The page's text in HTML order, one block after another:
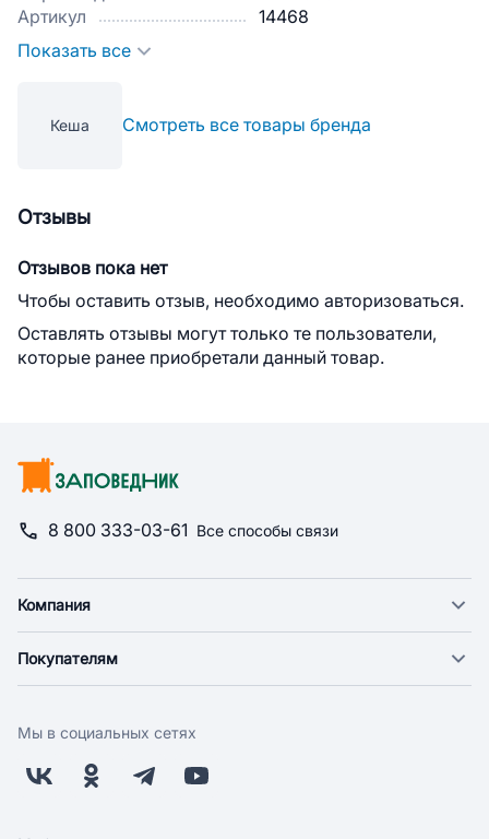
Артикул
14468
Показать все
Кеша Смотреть все товары бренда
Отзывы
Отзывов пока нет
Чтобы оставить отзыв, необходимо авторизоваться.
Оставлять отзывы могут только те пользователи,
которые ранее приобретали данный товар.
8 800 333-03-61 Все способы связи
Компания
Новости
Поставщикам
Заводчикам
Покупателям
Оплата
Бонусная программа
Мы в социальных сетях